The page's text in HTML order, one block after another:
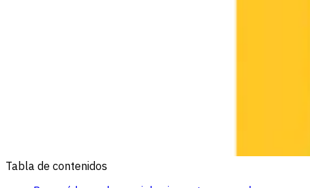
Tabla de contenidos